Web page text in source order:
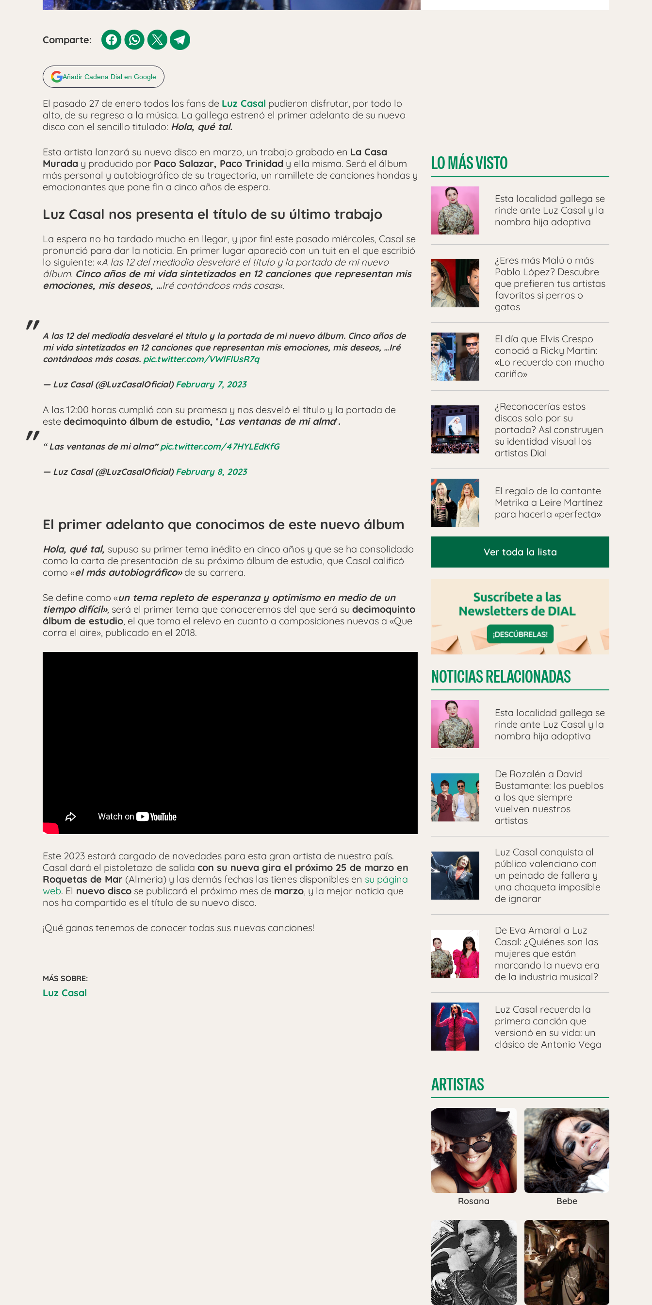
Comparte:
Añadir Cadena Dial en Google
El pasado 27 de enero todos los fans de Luz Casal pudieron disfrutar, por todo lo
alto, de su regreso a la música. La gallega estrenó el primer adelanto de su nuevo
disco con el sencillo titulado: Hola, qué tal.
Esta artista lanzará su nuevo disco en marzo, un trabajo grabado en La Casa
Murada y producido por Paco Salazar, Paco Trinidad y ella misma. Será el álbum
más personal y autobiográfico de su trayectoria, un ramillete de canciones hondas y
emocionantes que pone fin a cinco años de espera.
Luz Casal nos presenta el título de su último trabajo
La espera no ha tardado mucho en llegar, y ¡por fin! este pasado miércoles, Casal se
pronunció para dar la noticia. En primer lugar apareció con un tuit en el que escribió
lo siguiente: «A las 12 del mediodía desvelaré el título y la portada de mi nuevo
álbum. Cinco años de mi vida sintetizados en 12 canciones que representan mis
emociones, mis deseos, …Iré contándoos más cosas«.
A las 12 del mediodía desvelaré el título y la portada de mi nuevo álbum. Cinco años de
mi vida sintetizados en 12 canciones que representan mis emociones, mis deseos, …Iré
contándoos más cosas. pic.twitter.com/VWlFlUsR7q
— Luz Casal (@LuzCasalOficial)February 7, 2023
A las 12:00 horas cumplió con su promesa y nos desveló el título y la portada de
este decimoquinto álbum de estudio, ‘Las ventanas de mi alma‘.
“ Las ventanas de mi alma”pic.twitter.com/47HYLEdKfG
— Luz Casal (@LuzCasalOficial)February 8, 2023
El primer adelanto que conocimos de este nuevo álbum
Hola, qué tal, supuso su primer tema inédito en cinco años y que se ha consolidado
como la carta de presentación de su próximo álbum de estudio, que Casal calificó
como «el más autobiográfico»de su carrera.
Se define como «un tema repleto de esperanza y optimismo en medio de un
tiempo difícil», será el primer tema que conoceremos del que será su decimoquinto
álbum de estudio, el que toma el relevo en cuanto a composiciones nuevas a «Que
corra el aire», publicado en el 2018.
Este 2023 estará cargado de novedades para esta gran artista de nuestro país.
Casal dará el pistoletazo de salida con su nueva gira el próximo 25 de marzo en
Roquetas de Mar (Almería) y las demás fechas las tienes disponibles en su página
web. El nuevo disco se publicará el próximo mes de marzo, y la mejor noticia que
nos ha compartido es el título de su nuevo disco.
¡Qué ganas tenemos de conocer todas sus nuevas canciones!
MÁS SOBRE:
Luz Casal
LO MÁS VISTO
Esta localidad gallega se
rinde ante Luz Casal y la
nombra hija adoptiva
¿Eres más Malú o más
Pablo López? Descubre
que prefieren tus artistas
favoritos si perros o
gatos
El día que Elvis Crespo
conoció a Ricky Martin:
«Lo recuerdo con mucho
cariño»
¿Reconocerías estos
discos solo por su
portada? Así construyen
su identidad visual los
artistas Dial
El regalo de la cantante
Metrika a Leire Martínez
para hacerla «perfecta»
Ver toda la lista
NOTICIAS RELACIONADAS
Esta localidad gallega se
rinde ante Luz Casal y la
nombra hija adoptiva
De Rozalén a David
Bustamante: los pueblos
a los que siempre
vuelven nuestros
artistas
Luz Casal conquista al
público valenciano con
un peinado de fallera y
una chaqueta imposible
de ignorar
De Eva Amaral a Luz
Casal: ¿Quiénes son las
mujeres que están
marcando la nueva era
de la industria musical?
Luz Casal recuerda la
primera canción que
versionó en su vida: un
clásico de Antonio Vega
ARTISTAS
Rosana Bebe